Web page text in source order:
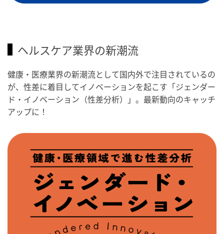
ヘルスケア業界の新潮流
健康・医療業界の新潮流として国内外で注目されているの
が、性差に着目してイノベーションを起こす「ジェンダー
ド・イノベーション（性差分析）」。最新動向のキャッチ
アップに！